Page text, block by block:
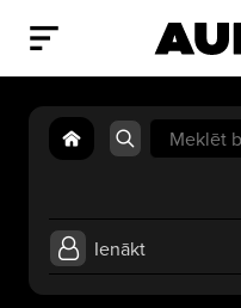
Search
for:
Ienākt